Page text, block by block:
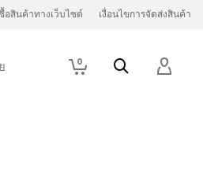
อสินค้าทางเว็บไซต์ เงื่อนไขการจัดส่งสินค้า
0